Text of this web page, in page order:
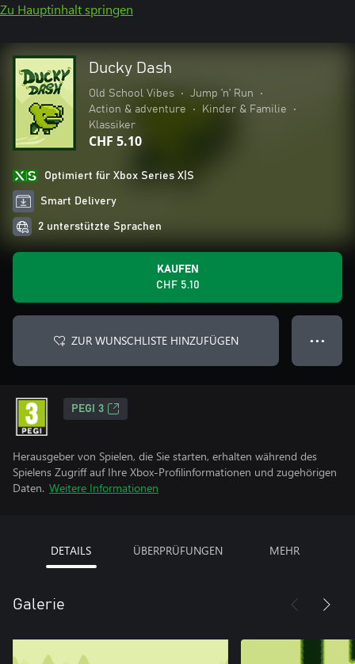
Zu Hauptinhalt springen
Ducky Dash
Old School Vibes • Jump ’n’ Run
•
Action & adventure
• Kinder & Familie
•
Klassiker
CHF 5.10
Optimiert für Xbox Series X|S
Smart Delivery
2 unterstützte Sprachen
KAUFEN
CHF 5.10
ZUR WUNSCHLISTE HINZUFÜGEN ● ● ●
PEGI 3
Herausgeber von Spielen, die Sie starten, erhalten während des
Spielens Zugriff auf Ihre Xbox-Profilinformationen und zugehörigen
Daten. Weitere Informationen
DETAILS ÜBERPRÜFUNGEN MEHR
Galerie